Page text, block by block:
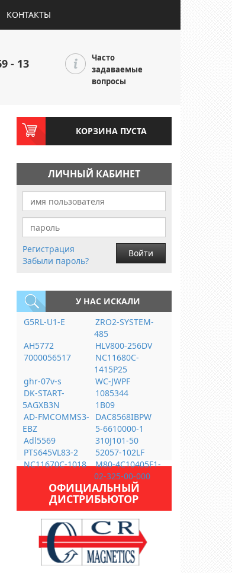
КОНТАКТЫ
- 13
Часто
задаваемые
вопросы
КОРЗИНА ПУСТА
ЛИЧНЫЙ КАБИНЕТ
Регистрация
Забыли пароль?
Войти
У НАС ИСКАЛИ
G5RL-U1-E
ZRO2-SYSTEM-
485
AH5772
HLV800-256DV
7000056517
NC11680C-
1415P25
ghr-07v-s
WC-JWPF
DK-START-
5AGXB3N
1085344
1B09
AD-FMCOMMS3-
EBZ
DAC8568IBPW
5-6610000-1
Adl5569
310J101-50
PTS645VL83-2
52057-102LF
NC11670C-1018
M80-4C10405F1-
02-325-00-000
ОФИЦИАЛЬНЫЙ
ДИСТРИБЬЮТОР